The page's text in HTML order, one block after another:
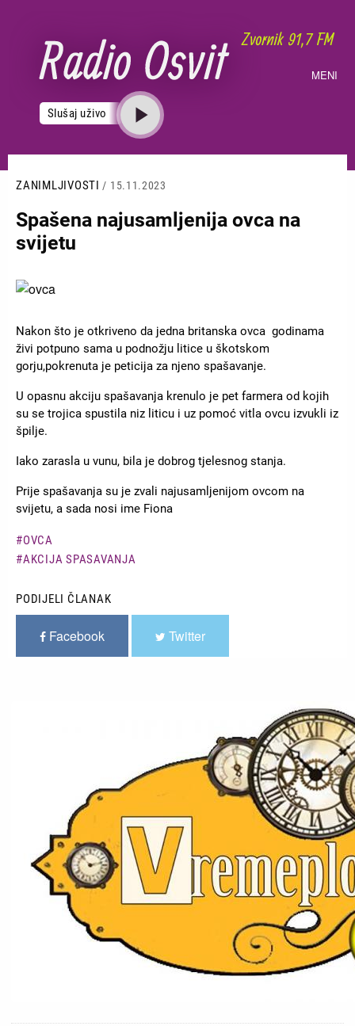
sadržaj
MENI
Slušaj uživo
ZANIMLJIVOSTI / 15.11.2023
Spašena najusamljenija ovca na
svijetu
Slika
Nakon što je otkriveno da jedna britanska ovca godinama
živi potpuno sama u podnožju litice u škotskom
gorju,pokrenuta je peticija za njeno spašavanje.
U opasnu akciju spašavanja krenulo je pet farmera od kojih
su se trojica spustila niz liticu i uz pomoć vitla ovcu izvukli iz
špilje.
Iako zarasla u vunu, bila je dobrog tjelesnog stanja.
Prije spašavanja su je zvali najusamljenijom ovcom na
svijetu, a sada nosi ime Fiona
OVCA
AKCIJA SPASAVANJA
PODIJELI ČLANAK
Facebook Twitter